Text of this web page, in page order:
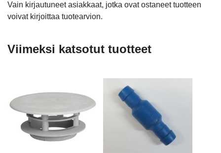
Vain kirjautuneet asiakkaat, jotka ovat ostaneet tuotteen
voivat kirjoittaa tuotearvion.
Viimeksi katsotut tuotteet